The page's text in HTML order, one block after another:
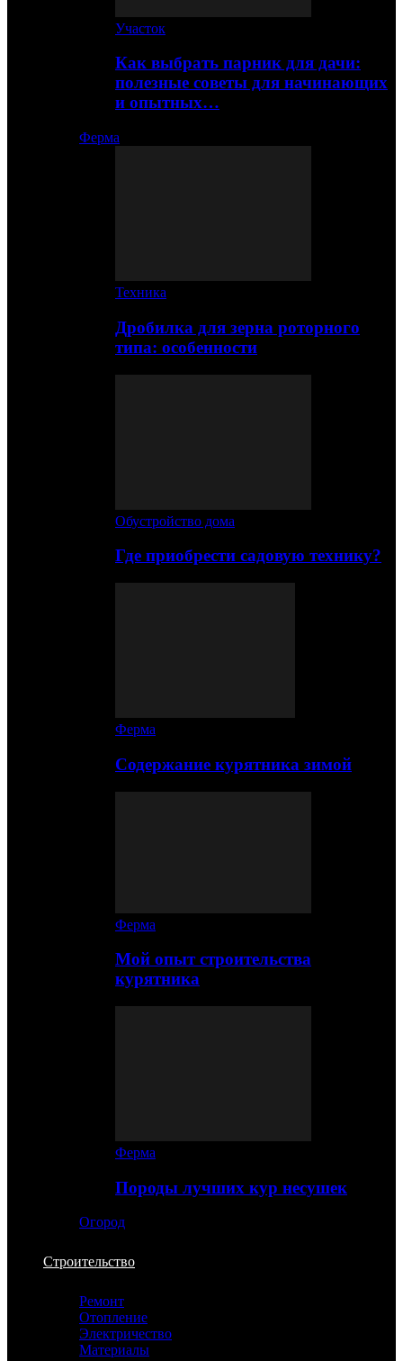
Участок
Как выбрать парник для дачи:
полезные советы для начинающих
и опытных…
Ферма
Техника
Дробилка для зерна роторного
типа: особенности
Обустройство дома
Где приобрести садовую технику?
Ферма
Содержание курятника зимой
Ферма
Мой опыт строительства
курятника
Ферма
Породы лучших кур несушек
Огород
Строительство
Ремонт
Отопление
Электричество
Материалы